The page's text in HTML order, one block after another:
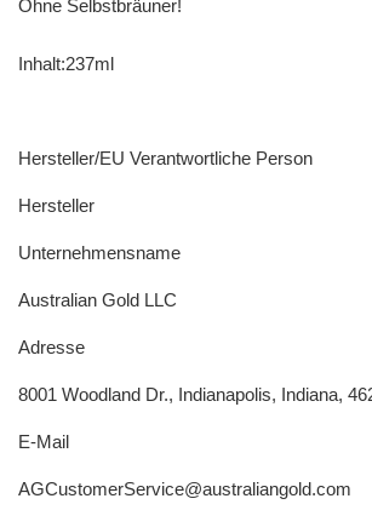
Ohne Selbstbräuner!
Inhalt:237ml
Hersteller/EU Verantwortliche Person
Hersteller
Unternehmensname
Australian Gold LLC
Adresse
8001 Woodland Dr., Indianapolis, Indiana,
E-Mail
AGCustomerService@australiangold.com